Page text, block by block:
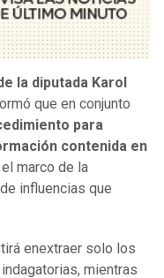
la diputada Karol
que en conjunto
para
contenida en
marco de la
influencias que
enextraer solo los
mientras